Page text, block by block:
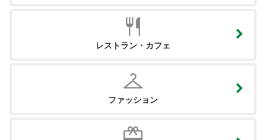
レストラン・カフェ
ファッション